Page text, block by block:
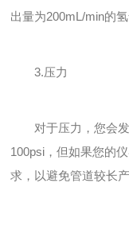
出量为200mL/min的氢
3.压力
对于压力，您会发
100psi，但如果您的
求，以避免管道较长产